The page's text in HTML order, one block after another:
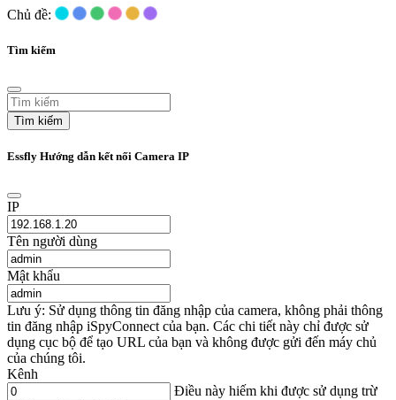
Chủ đề:
Tìm kiếm
Tìm kiếm
Essfly Hướng dẫn kết nối Camera IP
IP
Tên người dùng
Mật khẩu
Lưu ý: Sử dụng thông tin đăng nhập của camera, không phải thông
tin đăng nhập iSpyConnect của bạn. Các chi tiết này chỉ được sử
dụng cục bộ để tạo URL của bạn và không được gửi đến máy chủ
của chúng tôi.
Kênh
Điều này hiếm khi được sử dụng trừ